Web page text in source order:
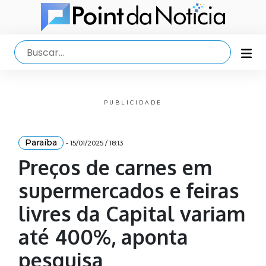
PUBLICIDADE
Paraíba - 15/01/2025 / 18:13
Preços de carnes em
supermercados e feiras
livres da Capital variam
até 400%, aponta
pesquisa